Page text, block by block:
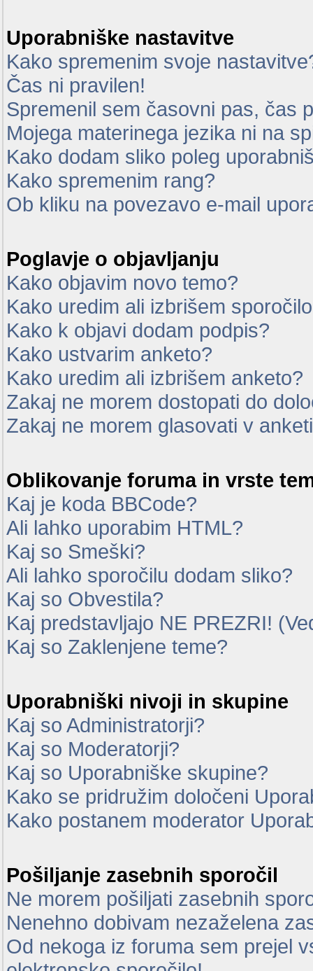
Uporabniške nastavitve
Kako spremenim svoje
Čas ni pravilen!
Spremenil sem časovni pas, čas
Mojega materinega jezika ni na
Kako dodam sliko poleg
Kako spremenim rang?
Ob kliku na povezavo e-mail
Poglavje o objavljanju
Kako objavim novo temo?
Kako uredim ali izbrišem
Kako k objavi dodam podpis?
Kako ustvarim anketo?
Kako uredim ali izbrišem anketo?
Zakaj ne morem dostopati do
Zakaj ne morem glasovati v
Oblikovanje foruma in vrste
Kaj je koda BBCode?
Ali lahko uporabim HTML?
Kaj so Smeški?
Ali lahko sporočilu dodam sliko?
Kaj so Obvestila?
Kaj predstavljajo NE PREZRI!
Kaj so Zaklenjene teme?
Uporabniški nivoji in skupine
Kaj so Administratorji?
Kaj so Moderatorji?
Kaj so Uporabniške skupine?
Kako se pridružim določeni
Kako postanem moderator
Pošiljanje zasebnih sporočil
Ne morem pošiljati zasebnih
Nenehno dobivam nezaželena
Od nekoga iz foruma sem prejel